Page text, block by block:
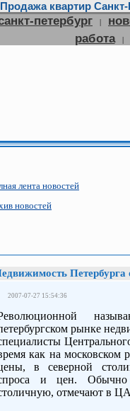
квартир
петербург |
работа
|
лента новостей
новостей
2007-07-27 15:54:36
рынке
как на московском
в северной
и цен. Обычно
отмечают в